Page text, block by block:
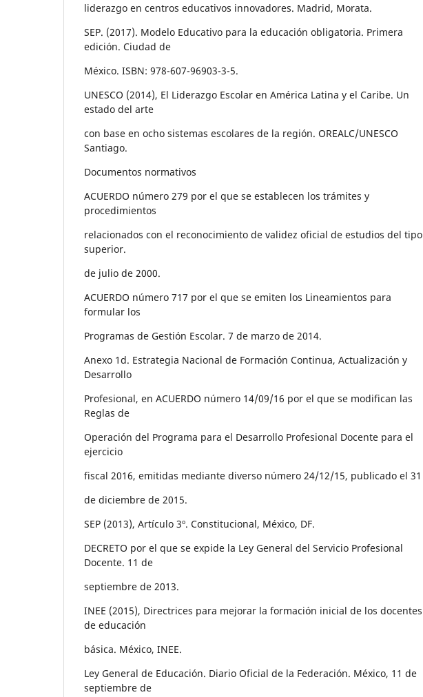
liderazgo en centros educativos innovadores. Madrid, Morata.
SEP. (2017). Modelo Educativo para la educación obligatoria. Primera
edición. Ciudad de
México. ISBN: 978-607-96903-3-5.
UNESCO (2014), El Liderazgo Escolar en América Latina y el Caribe. Un
estado del arte
con base en ocho sistemas escolares de la región. OREALC/UNESCO
Santiago.
Documentos normativos
ACUERDO número 279 por el que se establecen los trámites y
procedimientos
relacionados con el reconocimiento de validez oficial de estudios del tipo
superior.
de julio de 2000.
ACUERDO número 717 por el que se emiten los Lineamientos para
formular los
Programas de Gestión Escolar. 7 de marzo de 2014.
Anexo 1d. Estrategia Nacional de Formación Continua, Actualización y
Desarrollo
Profesional, en ACUERDO número 14/09/16 por el que se modifican las
Reglas de
Operación del Programa para el Desarrollo Profesional Docente para el
ejercicio
fiscal 2016, emitidas mediante diverso número 24/12/15, publicado el 31
de diciembre de 2015.
SEP (2013), Artículo 3º. Constitucional, México, DF.
DECRETO por el que se expide la Ley General del Servicio Profesional
Docente. 11 de
septiembre de 2013.
INEE (2015), Directrices para mejorar la formación inicial de los docentes
de educación
básica. México, INEE.
Ley General de Educación. Diario Oficial de la Federación. México, 11 de
septiembre de